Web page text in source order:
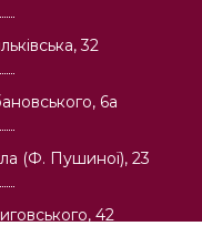
32
6а
(Ф. Пушиної), 23
42